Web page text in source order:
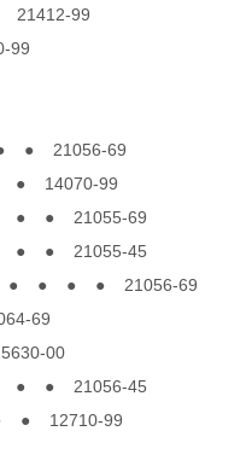
99
21056-69
● 14070-99
● 21055-69
● 21055-45
● ● ● ● 21056-69
69
00
● 21056-45
● 12710-99